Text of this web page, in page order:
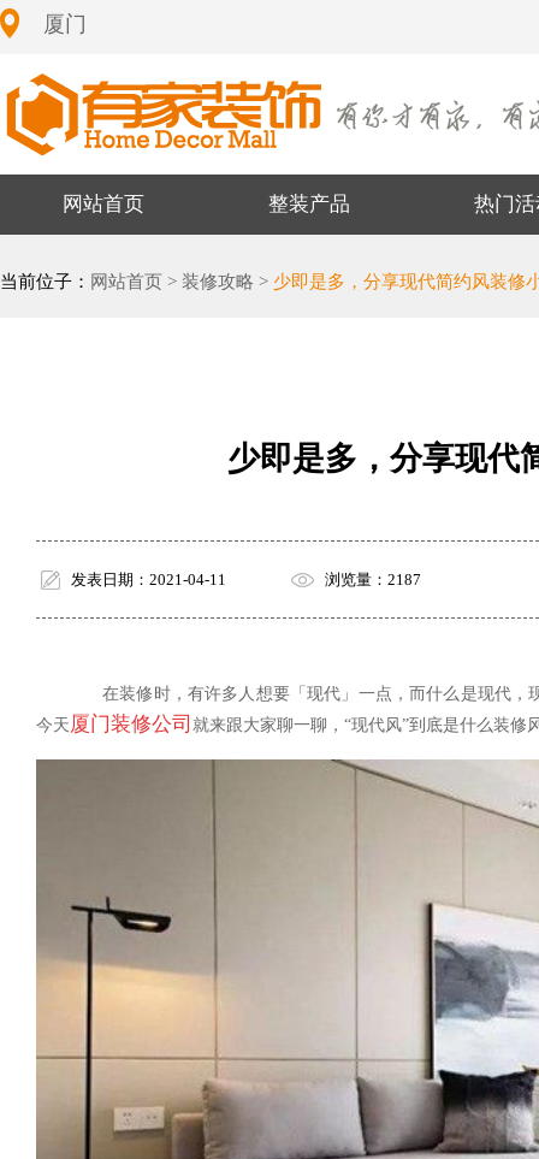
厦门
网站首页 整装产品 热门活
当前位子： 网站首页 > 装修攻略 > 少即是多，分享现代简约风装修
少即是多，分享现代
发表日期：2021-04-11 浏览量：2187
在装修时，有许多人想要「现代」一点，而什么是现代，
今天 厦门装修公司 就来跟大家聊一聊，“现代风”到底是什么装修